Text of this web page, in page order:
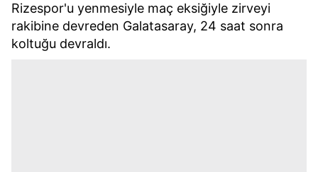
Rizespor'u yenmesiyle maç eksiğiyle zirveyi
rakibine devreden Galatasaray, 24 saat sonra
koltuğu devraldı.